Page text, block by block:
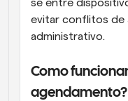
se entre
evitar conflitos de
administrativo.
Como
agendamento?